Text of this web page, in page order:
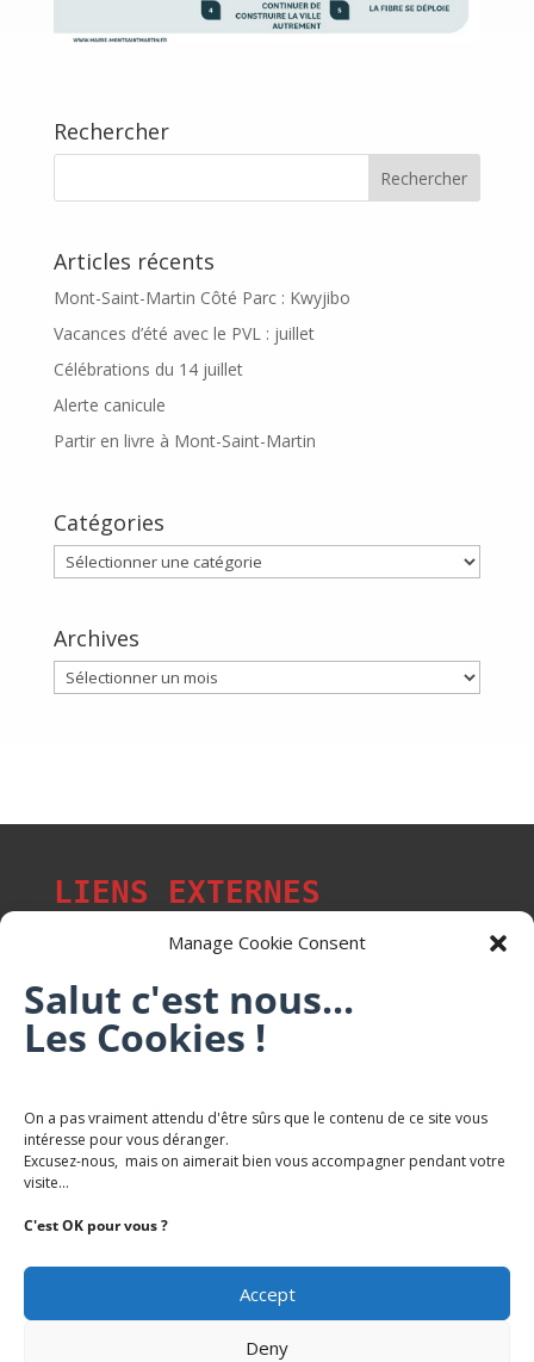
Manage Cookie Consent
Salut c'est nous...
Les Cookies !
On a pas vraiment attendu d'être sûrs que le contenu de ce site vous
intéresse pour vous déranger.
Excusez-nous, mais on aimerait bien vous accompagner pendant votre
visite...
C'est OK pour vous ?
Accept
Deny
Rechercher
Articles récents
Mont-Saint-Martin Côté Parc : Kwyjibo
Vacances d’été avec le PVL : juillet
Célébrations du 14 juillet
Alerte canicule
Partir en livre à Mont-Saint-Martin
Catégories
Catégories
Archives
Archives
LIENS EXTERNES
Les p'tits citoyens de Mont-Saint-Martin
Trail Saintmartinois Daniel FEITE
Karaté Mont Saint Martin